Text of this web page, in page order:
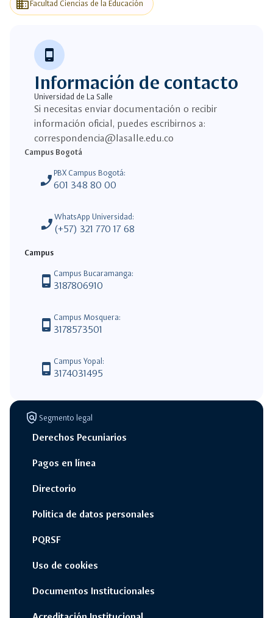
businessFacultad Ciencias de la Educación
phone_android
Información de contacto
Universidad de La Salle
Si necesitas enviar documentación o recibir
información oficial, puedes escribirnos a:
correspondencia@lasalle.edu.co
Campus Bogotá
phone_enabled PBX Campus Bogotá:
601 348 80 00
phone_enabled WhatsApp Universidad:
(+57) 321 770 17 68
Campus
phone_android Campus Bucaramanga:
3187806910
phone_android Campus Mosquera:
3178573501
phone_android Campus Yopal:
3174031495
policy Segmento legal
Derechos Pecuniarios
Pagos en línea
Directorio
Politica de datos personales
PQRSF
Uso de cookies
Documentos Institucionales